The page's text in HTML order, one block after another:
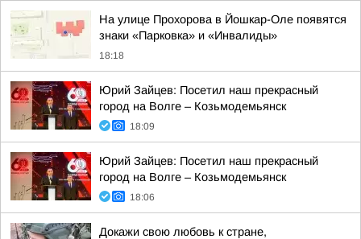
На улице Прохорова в Йошкар-Оле появятся
знаки «Парковка» и «Инвалиды»
18:18
Юрий Зайцев: Посетил наш прекрасный
город на Волге – Козьмодемьянск
18:09
Юрий Зайцев: Посетил наш прекрасный
город на Волге – Козьмодемьянск
18:06
Докажи свою любовь к стране,